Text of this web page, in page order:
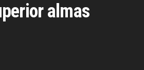
almas